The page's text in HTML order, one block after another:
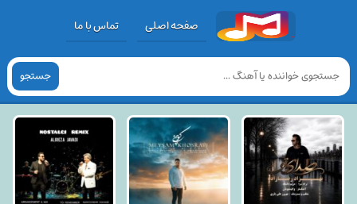
صفحه اصلی تماس با ما
جستجو